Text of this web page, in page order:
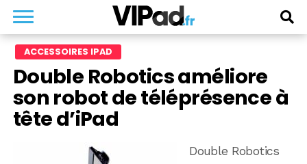
ACCESSOIRES IPAD
Double Robotics améliore
son robot de téléprésence à
tête d’iPad
Double Robotics